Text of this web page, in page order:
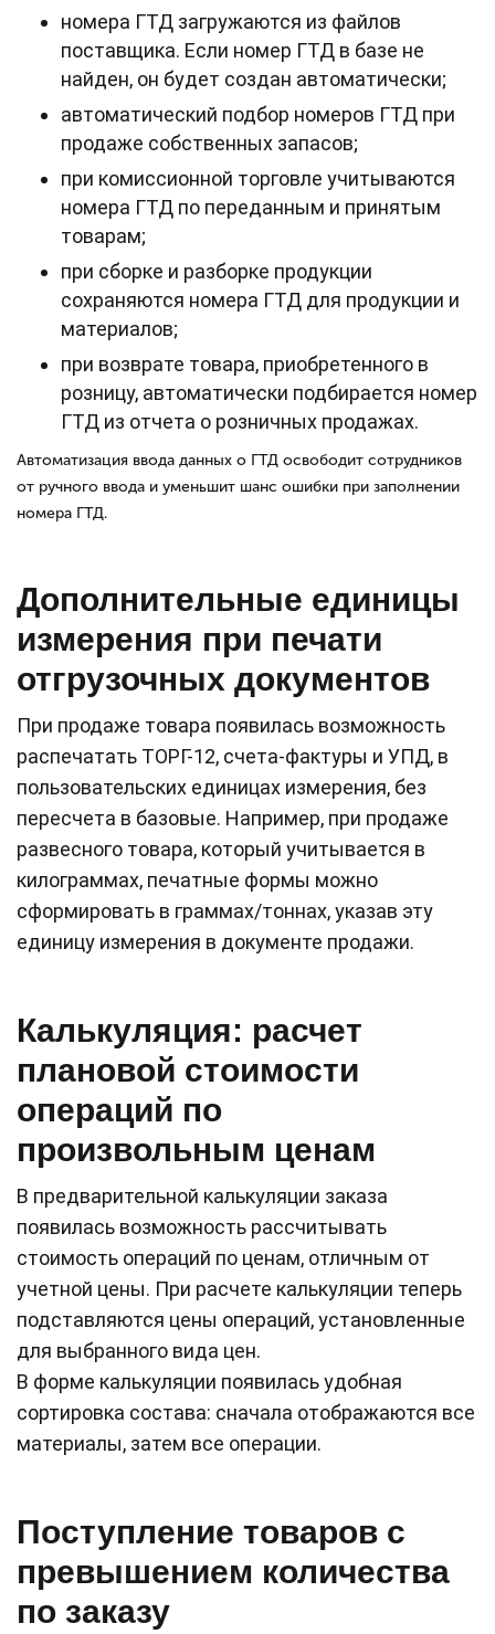
номера ГТД загружаются из файлов
поставщика. Если номер ГТД в базе не
найден, он будет создан автоматически;
автоматический подбор номеров ГТД при
продаже собственных запасов;
при комиссионной торговле учитываются
номера ГТД по переданным и принятым
товарам;
при сборке и разборке продукции
сохраняются номера ГТД для продукции и
материалов;
при возврате товара, приобретенного в
розницу, автоматически подбирается номер
ГТД из отчета о розничных продажах.
Автоматизация ввода данных о ГТД освободит сотрудников
от ручного ввода и уменьшит шанс ошибки при заполнении
номера ГТД.
Дополнительные единицы
измерения при печати
отгрузочных документов
При продаже товара появилась возможность
распечатать ТОРГ-12, счета-фактуры и УПД, в
пользовательских единицах измерения, без
пересчета в базовые. Например, при продаже
развесного товара, который учитывается в
килограммах, печатные формы можно
сформировать в граммах/тоннах, указав эту
единицу измерения в документе продажи.
Калькуляция: расчет
плановой стоимости
операций по
произвольным ценам
В предварительной калькуляции заказа
появилась возможность рассчитывать
стоимость операций по ценам, отличным от
учетной цены. При расчете калькуляции теперь
подставляются цены операций, установленные
для выбранного вида цен.
В форме калькуляции появилась удобная
сортировка состава: сначала отображаются все
материалы, затем все операции.
Поступление товаров с
превышением количества
по заказу